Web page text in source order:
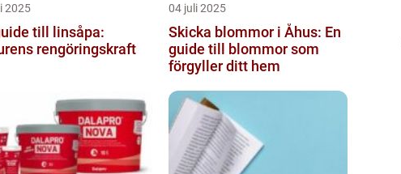
2025
till linsåpa:
rengöringskraft
04 juli 2025
Skicka blommor i Åhus: En
guide till blommor som
förgyller ditt hem